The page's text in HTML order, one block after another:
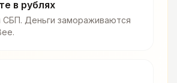
в рублях
СБП. Деньги замораживаются